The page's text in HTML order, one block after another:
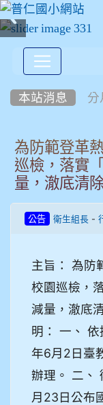
本站消息 分
為防範登革
巡檢，落實
量，澈底清
公告 衛生組長 -
主旨： 為防
校園巡檢，
減量，澈底
明： 一、
年6月2日臺
辦理。 二、
月23日公布